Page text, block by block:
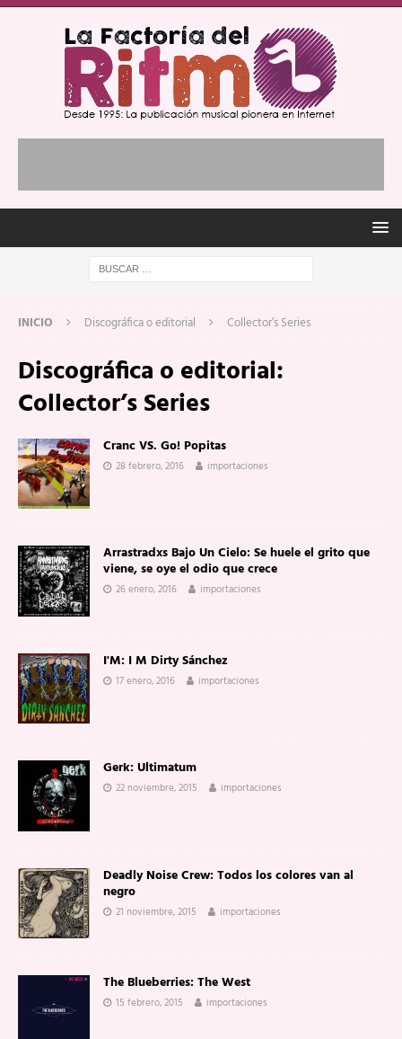
INICIO Discográfica o editorial Collector’s Series
Discográfica o editorial:
Collector’s Series
Cranc VS. Go! Popitas
28 febrero, 2016 importaciones
Arrastradxs Bajo Un Cielo: Se huele el grito que
viene, se oye el odio que crece
26 enero, 2016 importaciones
I'M: I M Dirty Sánchez
17 enero, 2016 importaciones
Gerk: Ultimatum
22 noviembre, 2015 importaciones
Deadly Noise Crew: Todos los colores van al
negro
21 noviembre, 2015 importaciones
The Blueberries: The West
15 febrero, 2015 importaciones